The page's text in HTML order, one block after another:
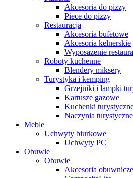
Akcesoria do pizzy
Piece do pizzy
Restauracja
Akcesoria bufetowe
Akcesoria kelnerskie
Wyposażenie
Roboty kuchenne
Blendery miksery
Turystyka i kemping
Grzejniki i lampki
Kartusze gazowe
Kuchenki
Naczynia turystyczne
Meble
Uchwyty biurkowe
Uchwyty PC
Obuwie
Obuwie
Akcesoria obuwnicze